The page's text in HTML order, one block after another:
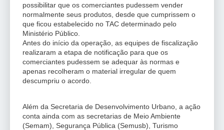
possibilitar que os comerciantes pudessem vender
normalmente seus produtos, desde que cumprissem o
que ficou estabelecido no TAC determinado pelo
Ministério Público.
Antes do início da operação, as equipes de fiscalização
realizaram a etapa de notificação para que os
comerciantes pudessem se adequar às normas e
apenas recolheram o material irregular de quem
descumpriu o acordo.
Além da Secretaria de Desenvolvimento Urbano, a ação
conta ainda com as secretarias de Meio Ambiente
(Semam), Segurança Pública (Semusb), Turismo